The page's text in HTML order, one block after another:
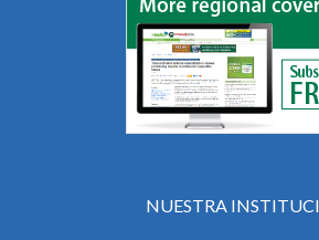
NUESTRA